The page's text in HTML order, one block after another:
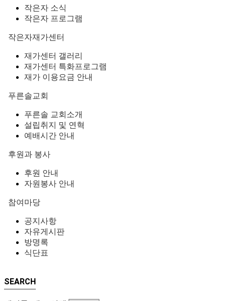
작은자 소식
작은자 프로그램
작은자재가센터
재가센터 갤러리
재가센터 특화프로그램
재가 이용요금 안내
푸른솔교회
푸른솔 교회소개
설립취지 및 연혁
예배시간 안내
후원과 봉사
후원 안내
자원봉사 안내
참여마당
공지사항
자유게시판
방명록
식단표
SEARCH